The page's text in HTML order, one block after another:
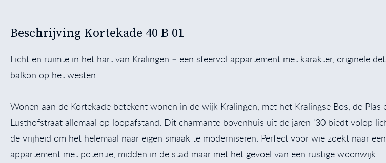
Beschrijving Kortekade 40 B 01
Licht en ruimte in het hart van Kralingen – een sfeervol appartement met karakter, originele
balkon op het westen.
Wonen aan de Kortekade betekent wonen in de wijk Kralingen, met het Kralingse Bos, de Plas
Lusthofstraat allemaal op loopafstand. Dit charmante bovenhuis uit de jaren '30 biedt volop
de vrijheid om het helemaal naar eigen smaak te moderniseren. Perfect voor wie zoekt naar
appartement met potentie, midden in de stad maar met het gevoel van een rustige woonwijk.